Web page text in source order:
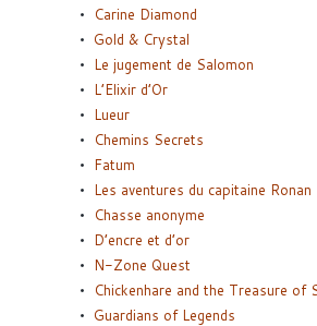
Carine Diamond
Gold & Crystal
Le jugement de Salomon
L’Elixir d’Or
Lueur
Chemins Secrets
Fatum
Les aventures du capitaine Ronan
Chasse anonyme
D’encre et d’or
N-Zone Quest
Chickenhare and the Treasure of
Guardians of Legends